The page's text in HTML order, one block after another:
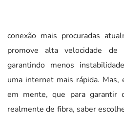
conexão mais procuradas
promove alta velocidade de
garantindo menos
uma internet mais rápida.
em mente, que para garantir
realmente de fibra, saber